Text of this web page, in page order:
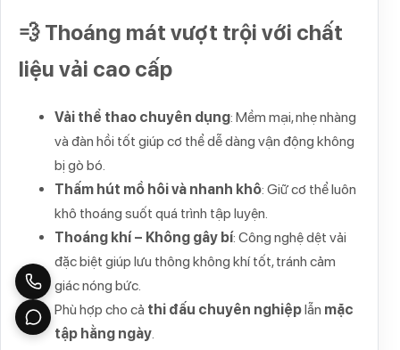
💨 Thoáng mát vượt trội với chất
liệu vải cao cấp
Vải thể thao chuyên dụng: Mềm mại, nhẹ nhàng
và đàn hồi tốt giúp cơ thể dễ dàng vận động không
bị gò bó.
Thấm hút mồ hôi và nhanh khô: Giữ cơ thể luôn
khô thoáng suốt quá trình tập luyện.
Thoáng khí – Không gây bí: Công nghệ dệt vải
đặc biệt giúp lưu thông không khí tốt, tránh cảm
giác nóng bức.
Phù hợp cho cả thi đấu chuyên nghiệplẫn mặc
tập hằng ngày